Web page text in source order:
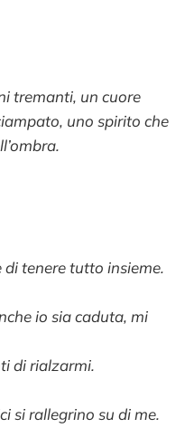
tremanti, un cuore
uno spirito che
di tenere tutto insieme.
io sia caduta, mi
di rialzarmi.
si rallegrino su di me.